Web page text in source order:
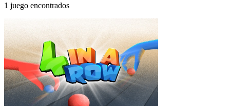
1 juego encontrados